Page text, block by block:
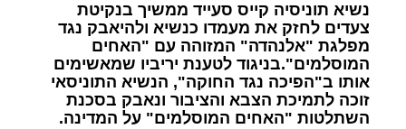
נשיא תוניסיה קייס סעייד ממשיך בנקיטת
צעדים לחזק את מעמדו כנשיא ולהיאבק נגד
מפלגת "אלנהדה" המזוהה עם "האחים
המוסלמים".בניגוד לטענת יריביו שמאשימים
אותו ב"הפיכה נגד החוקה", הנשיא התוניסאי
זוכה לתמיכת הצבא והציבור ונאבק בסכנת
השתלטות "האחים המוסלמים" על המדינה.